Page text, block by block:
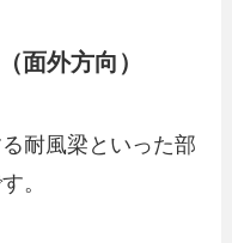
面外方向）
耐風梁といった部
。